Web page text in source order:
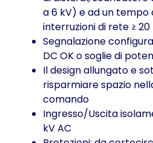
a 6 kV) e ad un
interruzioni di rete ≥ 20
Segnalazione
DC OK o soglie di
Il design allungato e
risparmiare spazio
comando
Ingresso/Uscita
kV AC